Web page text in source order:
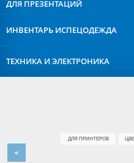
ДЛЯ ПРЕЗЕНТАЦИЙ
ИНВЕНТАРЬ ИСПЕЦОДЕЖДА
ТЕХНИКА ИЭЛЕКТРОНИКА
ДЛЯ ПРИНТЕРОВ
<